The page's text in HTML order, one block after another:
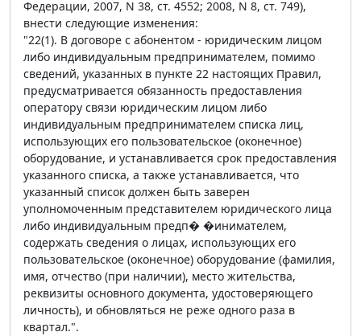
Федерации, 2007, N 38, ст. 4552; 2008, N 8, ст. 749),
внести следующие изменения:
"22(1). В договоре с абонентом - юридическим лицом
либо индивидуальным предпринимателем, помимо
сведений, указанных в пункте 22 настоящих Правил,
предусматривается обязанность предоставления
оператору связи юридическим лицом либо
индивидуальным предпринимателем списка лиц,
использующих его пользовательское (оконечное)
оборудование, и устанавливается срок предоставления
указанного списка, а также устанавливается, что
указанный список должен быть заверен
уполномоченным представителем юридического лица
либо индивидуальным предп� �инимателем,
содержать сведения о лицах, использующих его
пользовательское (оконечное) оборудование (фамилия,
имя, отчество (при наличии), место жительства,
реквизиты основного документа, удостоверяющего
личность), и обновляться не реже одного раза в
квартал.".